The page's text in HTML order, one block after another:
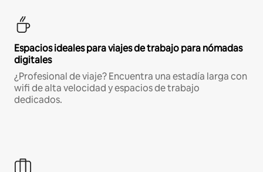
Espacios ideales para viajes de trabajo para nómadas
digitales
¿Profesional de viaje? Encuentra una estadía larga con
wifi de alta velocidad y espacios de trabajo
dedicados.